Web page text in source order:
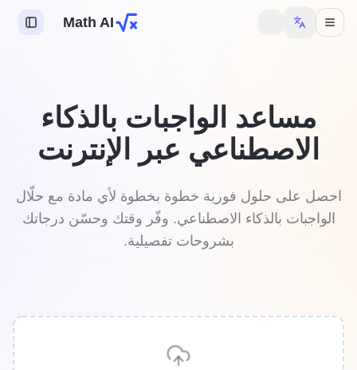
Math AI
مساعد الواجبات بالذكاء
الاصطناعي عبر الإنترنت
احصل على حلول فورية خطوة بخطوة لأي مادة مع حلّال
الواجبات بالذكاء الاصطناعي. وفّر وقتك وحسّن درجاتك
بشروحات تفصيلية.